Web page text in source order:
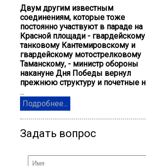
Двум другим известным
соединениям, которые тоже
постоянно участвуют в параде на
Красной площади - гвардейскому
танковому Кантемировскому и
гвардейскому мотострелковому
Таманскому, - министр обороны
накануне Дня Победы вернул
прежнюю структуру и почетные н
...
Подробнее...
Задать вопрос